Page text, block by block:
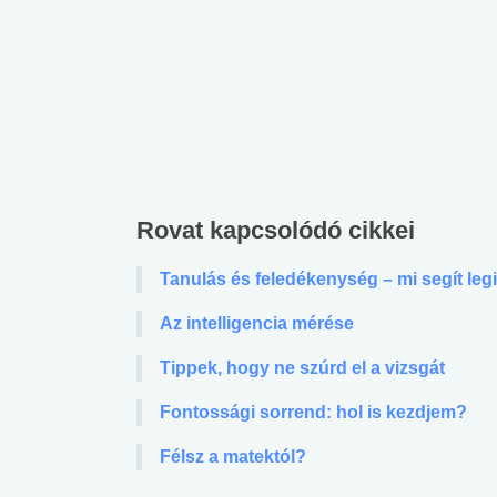
Rovat kapcsolódó cikkei
Tanulás és feledékenység – mi segít
Az intelligencia mérése
Tippek, hogy ne szúrd el a vizsgát
Fontossági sorrend: hol is kezdjem?
Félsz a matektól?